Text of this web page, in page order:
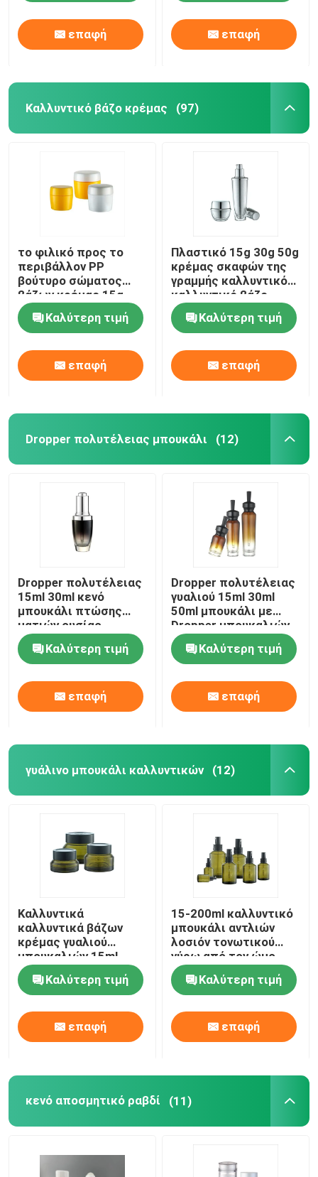
επαφή επαφή
Καλλυντικό βάζο κρέμας (97)
το φιλικό προς το
περιβάλλον PP
βούτυρο σώματος
βάζων κρέμας 15g
30g 50g τρίβει τα
καλλυντικά βάζα
βάζων
Καλύτερη τιμή
επαφή
Πλαστικό 15g 30g 50g
κρέμας σκαφών της
γραμμής καλλυντικό
καλλυντικό βάζο
κρέμας προσώπου
βάζωνΚαλύτερη τιμή
επαφή
Dropper πολυτέλειας μπουκάλι (12)
Dropper πολυτέλειας
15ml 30ml κενό
μπουκάλι πτώσης
ματιών ουσίας
Lancome γυαλιού
μπουκαλιών
Καλύτερη τιμή
επαφή
Dropper πολυτέλειας
γυαλιού 15ml 30ml
50ml μπουκάλι με
Dropper μπουκαλιών
ουσιαστικού
πετρελαίου ΚΑΠ
Καλύτερη τιμή
επαφή
γυάλινο μπουκάλι καλλυντικών (12)
Καλλυντικά
καλλυντικά βάζων
κρέμας γυαλιού
μπουκαλιών 15ml
30ml 50ml γυαλιού
κρέμας για Skincare
Καλύτερη τιμή
επαφή
15-200ml καλλυντικό
μπουκάλι αντλιών
λοσιόν τονωτικού
γύρω από τον ώμο
Sidelind
Καλύτερη τιμή
επαφή
κενό αποσμητικό ραβδί (11)